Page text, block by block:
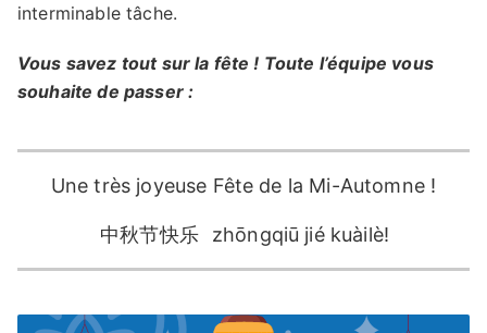
interminable tâche.
Vous savez tout sur la fête ! Toute l’équipe vous
souhaite de passer :
Une très joyeuse Fête de la Mi-Automne !
中秋节快乐 zhōngqiū jié kuàilè!